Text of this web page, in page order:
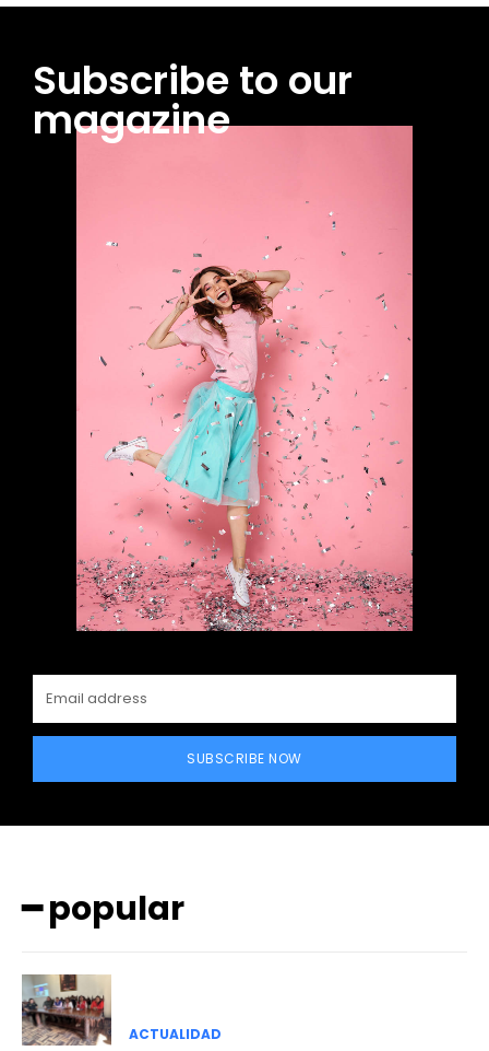
Subscribe to our
magazine
SUBSCRIBE NOW
━ popular
ACTUALIDAD